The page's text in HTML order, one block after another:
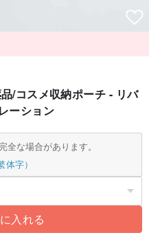
/コスメ収納ポーチ - リバ
ーション
な場合があります。
字）
入れる